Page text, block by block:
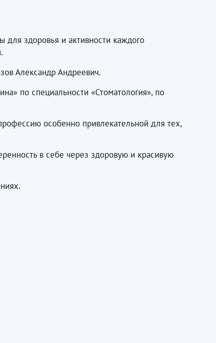
для здоровья и активности каждого
Александр Андреевич.
по специальности «Стоматология», по
особенно привлекательной для тех,
в себе через здоровую и красивую